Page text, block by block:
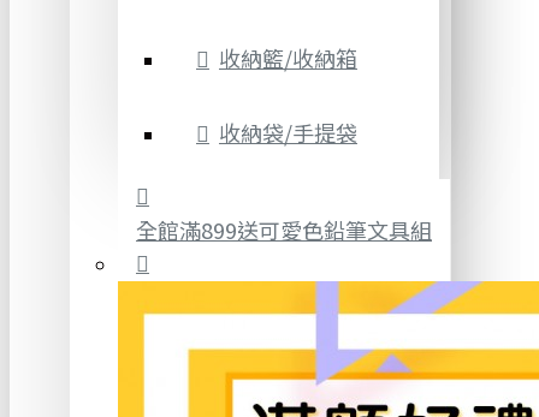
收納籃/收納箱
收納袋/手提袋
全館滿899送可愛色鉛筆文具組